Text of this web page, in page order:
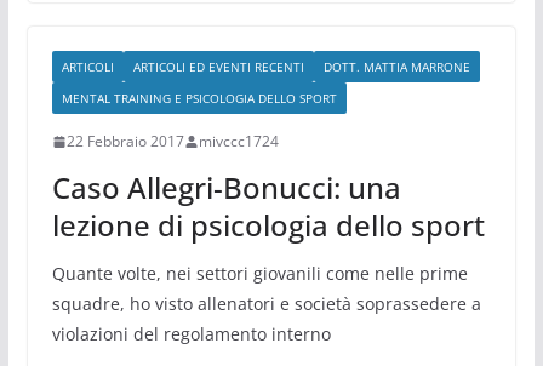
b
o
o
dI
n
ARTICOLI ARTICOLI ED EVENTI RECENTI
DOTT. MATTIA MARRONE
MENTAL TRAINING E PSICOLOGIA DELLO SPORT
22 Febbraio 2017 mivccc1724
Caso Allegri-Bonucci: una
lezione di psicologia dello sport
Quante volte, nei settori giovanili come nelle prime
squadre, ho visto allenatori e società soprassedere a
violazioni del regolamento interno